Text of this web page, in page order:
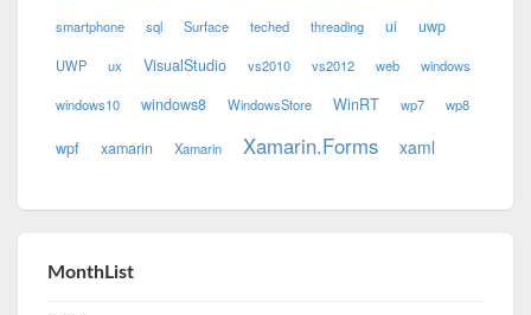
smartphone sql Surface teched threading ui uwp
UWP ux VisualStudio vs2010 vs2012 web windows
windows10 windows8 WindowsStore WinRT wp7 wp8
wpf xamarin Xamarin Xamarin.Forms xaml
MonthList